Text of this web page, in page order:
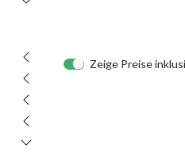
Zeige Preise